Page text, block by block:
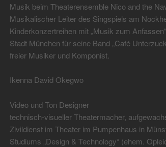
Musik beim Theaterensemble Nico and the
Musikalischer Leiter des Singspiels am
Kinderkonzertreihen mit „Musik zum
Stadt München für seine Band „Café
freier Musiker und Komponist.
Ikenna David Okegwo
Video und Ton Designer
technisch-visueller Theatermacher,
Zivildienst im Theater im Pumpenhaus in
Studiums „Design & Technology“ (ehem.